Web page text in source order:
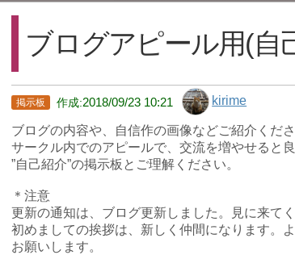
ブログアピール用(自
2018/09/23 10:21 kirime
ブログの内容や、自信作の画像などご紹介くださ
サークル内でのアピールで、交流を増やせると
”自己紹介”の掲示板とご理解ください。
＊注意
更新の通知は、ブログ更新しました。見に来て
初めましての挨拶は、新しく仲間になります。
お願いします。